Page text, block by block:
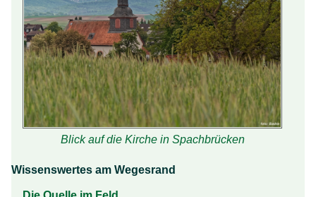
Blick auf die Kirche in Spachbrücken
Wissenswertes am Wegesrand